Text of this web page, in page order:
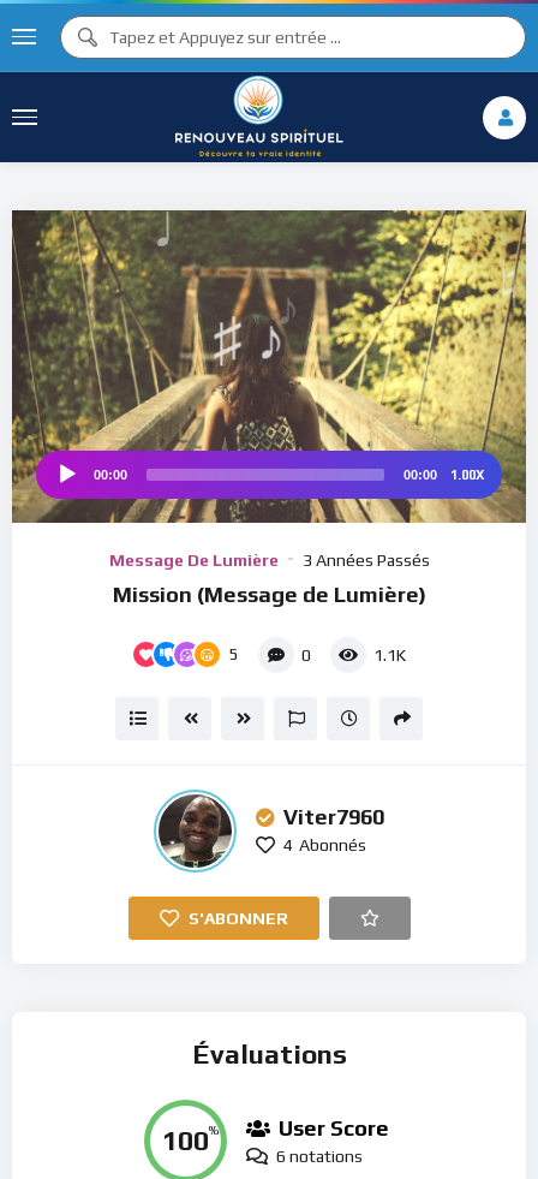
♫ ♩
♩
♯ ♪ ♯ ♬
♫
♮
Audio
00:00 00:00 1.00X
Message De Lumière 3 Années Passés
Mission (Message de Lumière)
5 0 1.1K
Viter7960
4 Abonnés
S'ABONNER
Évaluations
100% User Score
6 notations